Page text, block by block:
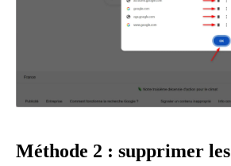
Méthode 2 : supprimer les